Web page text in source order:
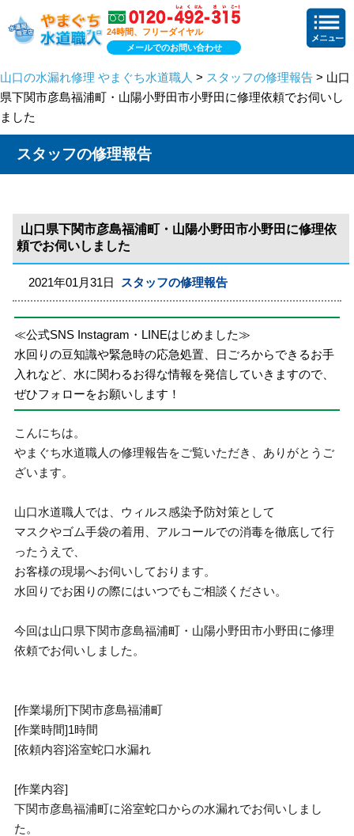
24時間、フリーダイヤル
メールでのお問い合わせ
山口の水漏れ修理 やまぐち水道職人 > スタッフの修理報告 > 山口
県下関市彦島福浦町・山陽小野田市小野田に修理依頼でお伺いし
ました
スタッフの修理報告
山口県下関市彦島福浦町・山陽小野田市小野田に修理依
頼でお伺いしました
2021年01月31日 スタッフの修理報告
≪公式SNS Instagram・LINEはじめました≫
水回りの豆知識や緊急時の応急処置、日ごろからできるお手
入れなど、水に関わるお得な情報を発信していきますので、
ぜひフォローをお願いします！
こんにちは。
やまぐち水道職人の修理報告をご覧いただき、ありがとうご
ざいます。
山口水道職人では、ウィルス感染予防対策として
マスクやゴム手袋の着用、アルコールでの消毒を徹底して行
ったうえで、
お客様の現場へお伺いしております。
水回りでお困りの際にはいつでもご相談ください。
今回は山口県下関市彦島福浦町・山陽小野田市小野田に修理
依頼でお伺いしました。
[作業場所]下関市彦島福浦町
[作業時間]1時間
[依頼内容]浴室蛇口水漏れ
[作業内容]
下関市彦島福浦町に浴室蛇口からの水漏れでお伺いしまし
た。